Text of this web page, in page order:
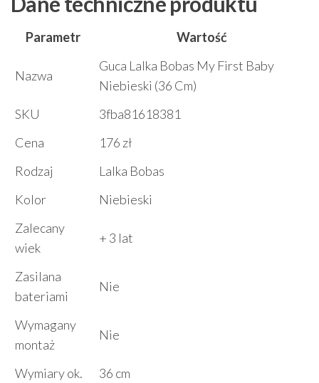
Parametr Wartość
Nazwa
Guca Lalka Bobas My First Baby
Niebieski (36 Cm)
SKU
3fba81618381
Cena
176 zł
Rodzaj
Lalka Bobas
Kolor
Niebieski
Zalecany
wiek
+ 3 lat
Zasilana
bateriami
Nie
Wymagany
montaż
Nie
Wymiary ok.
36 cm